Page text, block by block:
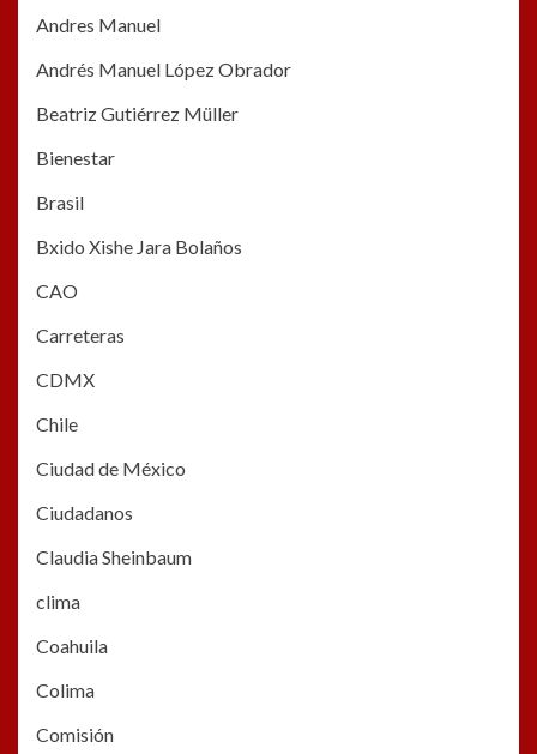
Andres Manuel
Andrés Manuel López Obrador
Beatriz Gutiérrez Müller
Bienestar
Brasil
Bxido Xishe Jara Bolaños
CAO
Carreteras
CDMX
Chile
Ciudad de México
Ciudadanos
Claudia Sheinbaum
clima
Coahuila
Colima
Comisión